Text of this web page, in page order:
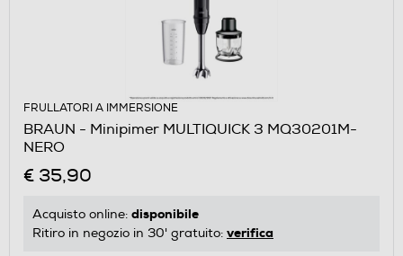
FRULLATORI A IMMERSIONE
BRAUN - Minipimer MULTIQUICK 3 MQ30201M-
NERO
€ 35,90
Acquisto online: disponibile
Ritiro in negozio in 30' gratuito: verifica